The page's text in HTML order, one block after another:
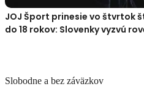
JOJ Šport prinesie vo štvrtok
do 18 rokov: Slovenky vyzvú
Slobodne a bez záväzkov